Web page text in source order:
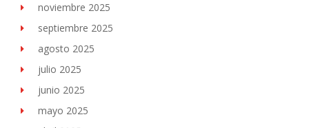
noviembre 2025
septiembre 2025
agosto 2025
julio 2025
junio 2025
mayo 2025